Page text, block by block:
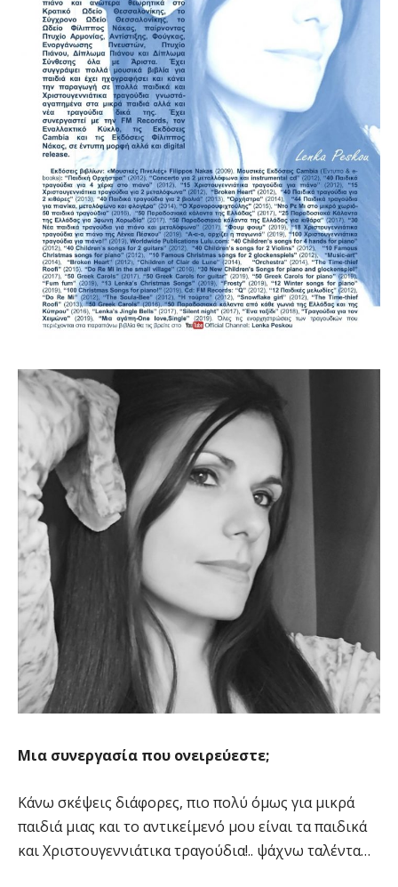
Μια συνεργασία που ονειρεύεστε;
Κάνω σκέψεις διάφορες, πιο πολύ όμως για μικρά
παιδιά μιας και το αντικείμενό μου είναι τα παιδικά
και Χριστουγεννιάτικα τραγούδια!.. ψάχνω ταλέντα…